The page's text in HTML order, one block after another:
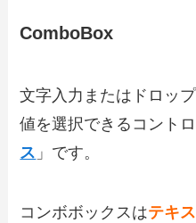
ComboBox
文字入力またはドロッ
値を選択できるコント
ス 」です。
コンボボックスはテキ